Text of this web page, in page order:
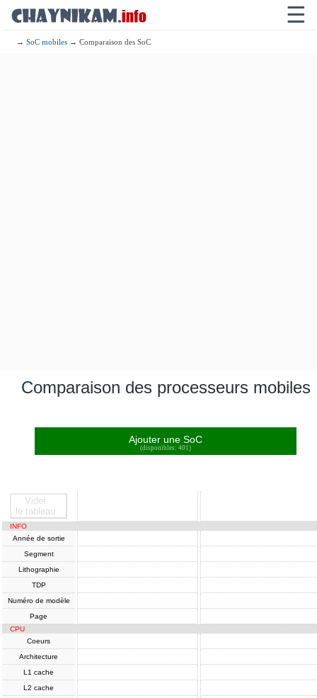
☰
→SoC mobiles → Comparaison des SoC
Comparaison des processeurs mobiles
Ajouter une SoC
(disponibles: 401)
Vider
le tableau
INFO
Année de sortie
Segment
Lithographie
TDP
Numéro de modèle
Page
CPU
Coeurs
Architecture
L1 cache
L2 cache